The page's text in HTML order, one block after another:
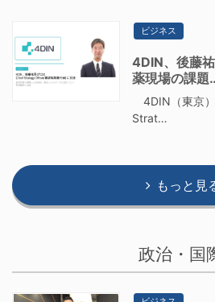
ビジネス
4DIN、後藤
薬現場の課題
4DIN（東京
Strat…
もっと見
政治・国